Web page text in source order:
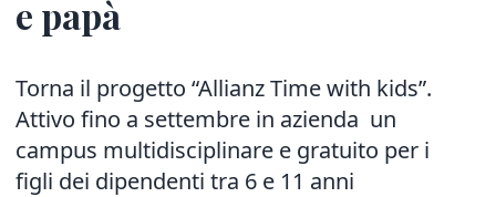
e papà
Torna il progetto “Allianz Time with kids”.
Attivo fino a settembre in azienda un
campus multidisciplinare e gratuito per i
figli dei dipendenti tra 6 e 11 anni